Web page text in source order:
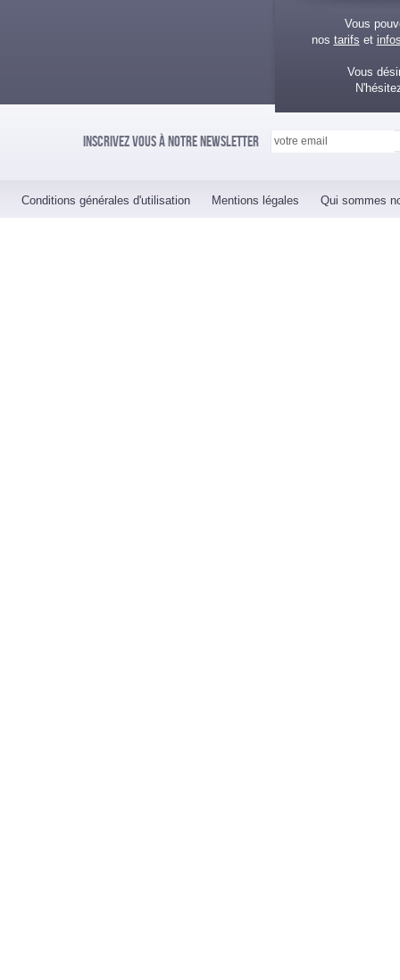
Vous
nos tarifs et
Vous
Inscrivez vous à notre newsletter
Conditions générales d'utilisation Mentions légales Qui sommes